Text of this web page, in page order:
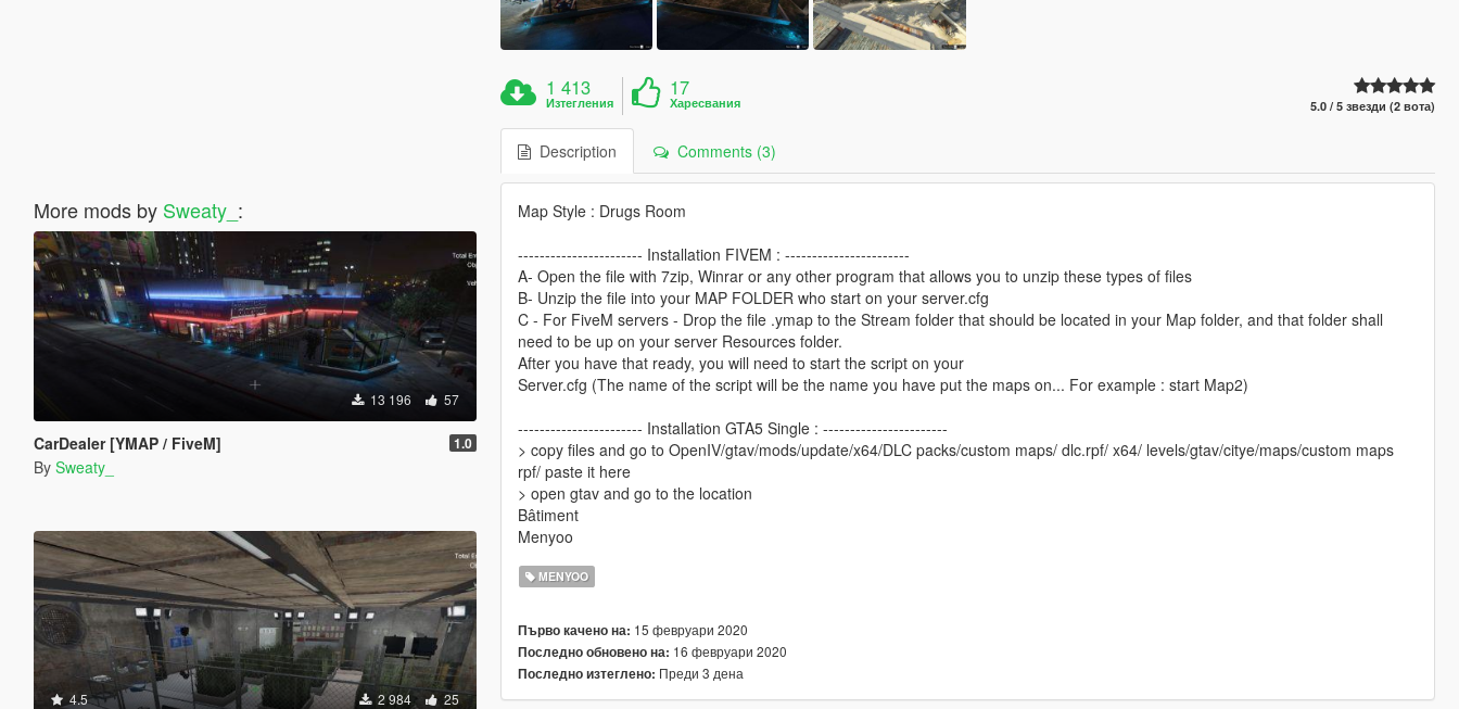
More mods by Sweaty_ :
13 196 57
CarDealer [YMAP / FiveM] 1.0
By Sweaty_
4.5 2 984 25
1 413
Изтегления
17
Харесвания 5.0 / 5 звезди (2 вота)
Description Comments (3)
Map Style : Drugs Room
----------------------- Installation FIVEM : -----------------------
A- Open the file with 7zip, Winrar or any other program that allows you to unzip these types of files
B- Unzip the file into your MAP FOLDER who start on your server.cfg
C - For FiveM servers - Drop the file .ymap to the Stream folder that should be located in your Map folder, and that folder shall
need to be up on your server Resources folder.
After you have that ready, you will need to start the script on your
Server.cfg (The name of the script will be the name you have put the maps on... For example : start Map2)
----------------------- Installation GTA5 Single : -----------------------
> copy files and go to OpenIV/gtav/mods/update/x64/DLC packs/custom maps/ dlc.rpf/ x64/ levels/gtav/citye/maps/custom maps
rpf/ paste it here
> open gtav and go to the location
Bâtiment
Menyoo
MENYOO
Първо качено на: 15 февруари 2020
Последно обновено на: 16 февруари 2020
Последно изтеглено: Преди 3 дена